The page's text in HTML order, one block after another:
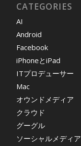
CATEGORIES
AI
Android
Facebook
iPhoneとiPad
ITプロデューサー
Mac
オウンドメディア
クラウド
グーグル
ソーシャルメディア